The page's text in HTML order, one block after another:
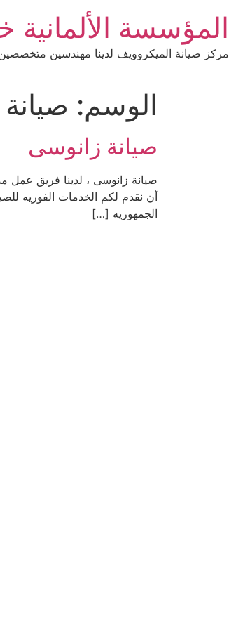
content
المؤسسة الألمانية
مركز صيانة الميكروويف لدينا مهندسين
الوسم:
صيانة زانوسى
صيانة زانوسى ، لدينا فريق عمل
أن نقدم لكم الخدمات الفوريه
الجمهوريه […]